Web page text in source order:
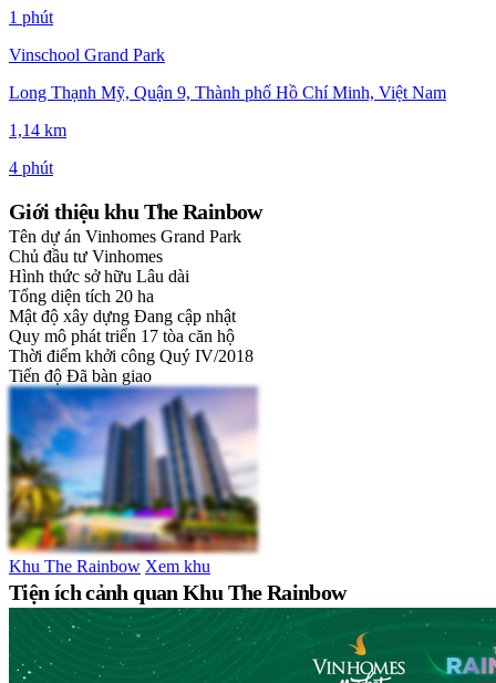
1 phút
Vinschool Grand Park
Long Thạnh Mỹ, Quận 9, Thành phố Hồ Chí Minh, Việt Nam
1,14 km
4 phút
Giới thiệu khu The Rainbow
Tên dự án Vinhomes Grand Park
Chủ đầu tư Vinhomes
Hình thức sở hữu Lâu dài
Tổng diện tích 20 ha
Mật độ xây dựng Đang cập nhật
Quy mô phát triển 17 tòa căn hộ
Thời điểm khởi công Quý IV/2018
Tiến độ Đã bàn giao
Khu The Rainbow Xem khu
Tiện ích cảnh quan Khu The Rainbow